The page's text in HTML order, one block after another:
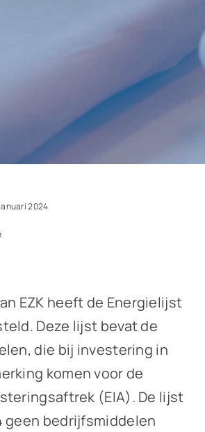
2024
EZK heeft de Energielijst
Deze lijst bevat de
die bij investering in
komen voor de
(EIA). De lijst
geen bedrijfsmiddelen